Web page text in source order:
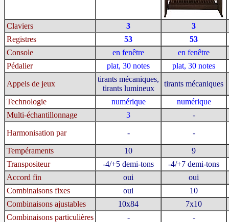
Claviers 3
3
Registres
53
53
Console
en fenêtre
en fenêtre
Pédalier
plat, 30 notes plat, 30 notes
Appels de jeux
tirants mécaniques,
tirants lumineux
tirants mécaniques
Technologie numérique
numérique
Multi-échantillonnage
3 -
Harmonisation par - -
Tempéraments 10
9
Transpositeur
-4/+5 demi-tons
-4/+7 demi-tons
Accord fin
oui
oui
Combinaisons fixes
oui
10
Combinaisons ajustables
10x84
7x10
Combinaisons particulières
-
-